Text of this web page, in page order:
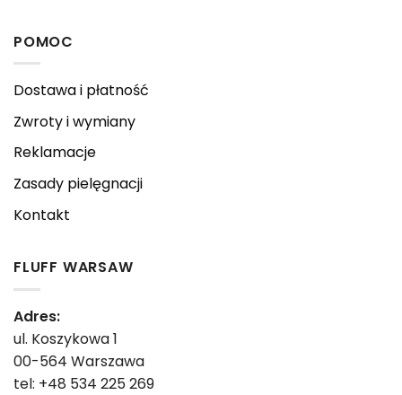
POMOC
Dostawa i płatność
Zwroty i wymiany
Reklamacje
Zasady pielęgnacji
Kontakt
FLUFF WARSAW
Adres:
ul. Koszykowa 1
00-564 Warszawa
tel: +48 534 225 269